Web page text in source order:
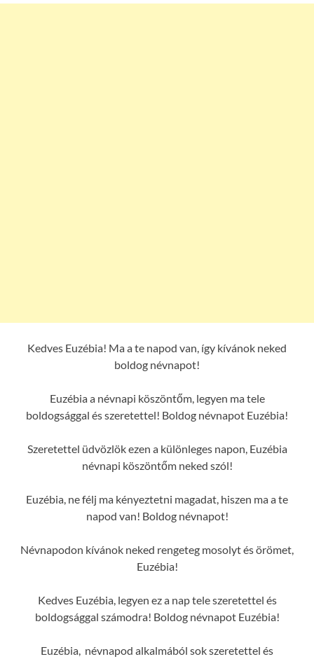
Kedves Euzébia! Ma a te napod van, így kívánok neked
boldog névnapot!
Euzébia a névnapi köszöntőm, legyen ma tele
boldogsággal és szeretettel! Boldog névnapot Euzébia!
Szeretettel üdvözlök ezen a különleges napon, Euzébia
névnapi köszöntőm neked szól!
Euzébia, ne félj ma kényeztetni magadat, hiszen ma a te
napod van! Boldog névnapot!
Névnapodon kívánok neked rengeteg mosolyt és örömet,
Euzébia!
Kedves Euzébia, legyen ez a nap tele szeretettel és
boldogsággal számodra! Boldog névnapot Euzébia!
Euzébia, névnapod alkalmából sok szeretettel és